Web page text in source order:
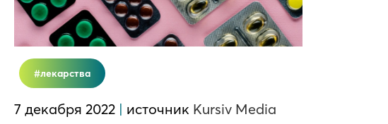
лекарства
7 декабря 2022 | источник Kursiv Media